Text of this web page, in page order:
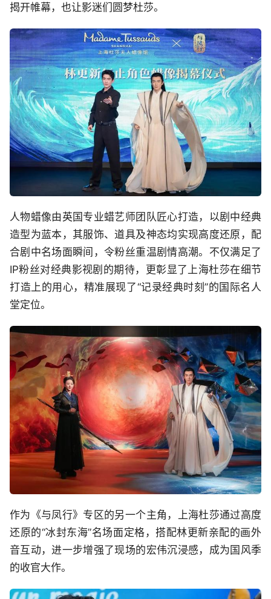
揭开帷幕，也让影迷们圆梦杜莎。
人物蜡像由英国专业蜡艺师团队匠心打造，以剧中经典
造型为蓝本，其服饰、道具及神态均实现高度还原，配
合剧中名场面瞬间，令粉丝重温剧情高潮。不仅满足了
IP粉丝对经典影视剧的期待，更彰显了上海杜莎在细节
打造上的用心，精准展现了“记录经典时刻”的国际名人
堂定位。
作为《与凤行》专区的另一个主角，上海杜莎通过高度
还原的“冰封东海”名场面定格，搭配林更新亲配的画外
音互动，进一步增强了现场的宏伟沉浸感，成为国风季
的收官大作。